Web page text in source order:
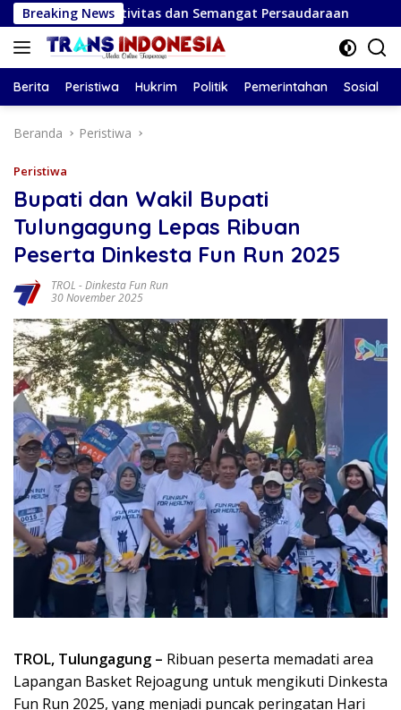
Langsung
ke
konten
Breaking Newsdan Semangat Persaudaraan Pelaku
Berita Peristiwa Hukrim Politik Pemerintahan Sosial
Beranda Peristiwa
Peristiwa
Bupati dan Wakil Bupati
Tulungagung Lepas Ribuan
Peserta Dinkesta Fun Run 2025
TROL -Dinkesta Fun Run
30 November 2025
TROL, Tulungagung – Ribuan peserta memadati area
Lapangan Basket Rejoagung untuk mengikuti Dinkesta
Fun Run 2025, yang menjadi puncak peringatan Hari